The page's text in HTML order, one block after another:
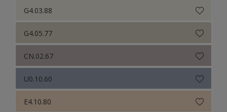
G4.03.88
G4.05.77
CN.02.67
U0.10.60
E4.10.80